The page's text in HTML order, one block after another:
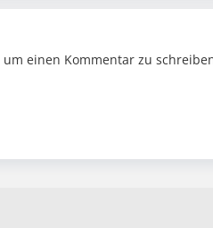
um einen Kommentar zu